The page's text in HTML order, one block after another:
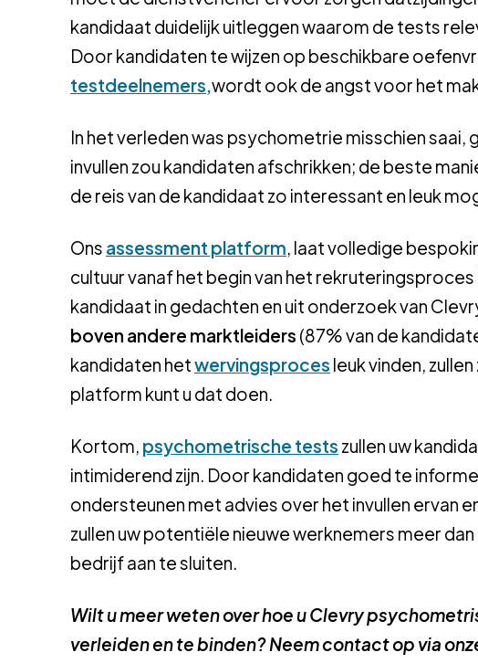
kandidaat duidelijk uitleggen waarom de tests
Door kandidaten te wijzen op beschikbare
testdeelnemers,wordt ook de angst voor het
In het verleden was psychometrie misschien saai,
invullen zou kandidaten afschrikken; de beste
de reis van de kandidaat zo interessant en leuk
Ons assessment platform, laat volledige
cultuur vanaf het begin van het
kandidaat in gedachten en uit onderzoek van
boven andere marktleiders (87% van de
kandidaten hetwervingsproces leuk vinden,
platform kunt u dat doen.
Kortom, psychometrische tests zullen uw
intimiderend zijn. Door kandidaten goed te
ondersteunen met advies over het invullen ervan
zullen uw potentiële nieuwe werknemers meer
bedrijf aan te sluiten.
Wilt u meer weten over hoe u Clevry
verleiden en te binden? Neem contact op via